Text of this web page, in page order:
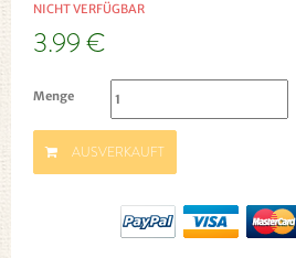
NICHT VERFÜGBAR
3.99 €
Menge
AUSVERKAUFT